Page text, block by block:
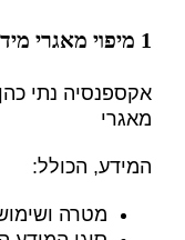
1 מיפוי מאגרי מידע וסיווגם:
אקספנסיה נתי
מאגרי
המידע, הכולל:
מטרה